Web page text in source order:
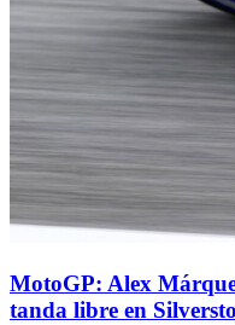
MotoGP: Alex
tanda libre en